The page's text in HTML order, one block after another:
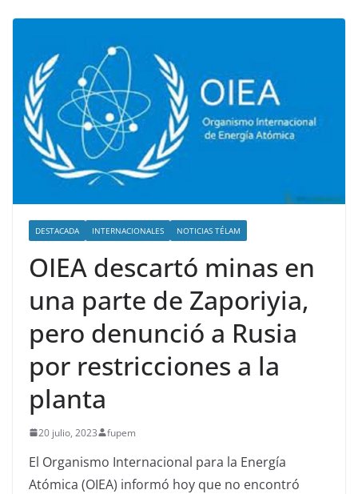
DESTACADA INTERNACIONALES NOTICIAS TÉLAM
OIEA descartó minas en
una parte de Zaporiyia,
pero denunció a Rusia
por restricciones a la
planta
20 julio, 2023 fupem
El Organismo Internacional para la Energía
Atómica (OIEA) informó hoy que no encontró